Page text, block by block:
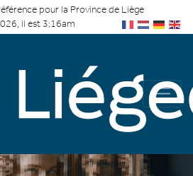
pour la Province de Liège
il est 3:16am